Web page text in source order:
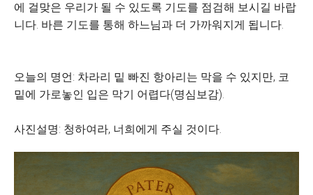
에 걸맞은 우리가 될 수 있도록 기도를 점검해 보시길 바랍
니다. 바른 기도를 통해 하느님과 더 가까워지게 됩니다.
오늘의 명언: 차라리 밑 빠진 항아리는 막을 수 있지만, 코
밑에 가로놓인 입은 막기 어렵다(명심보감).
사진설명: 청하여라, 너희에게 주실 것이다.